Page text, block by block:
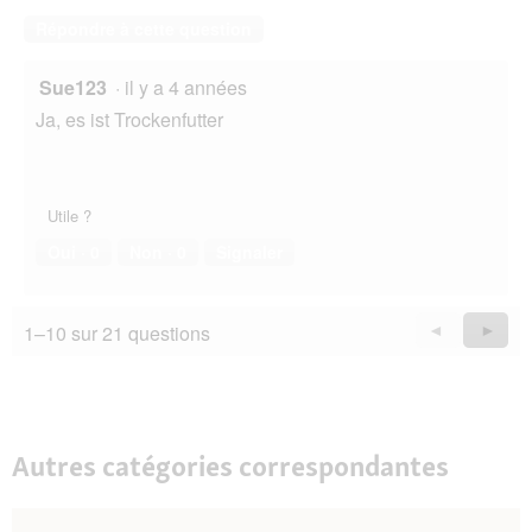
Sue123 · il y a 4 années
Ja, es ist Trockenfutter
Utile ?
1–10 sur 21 questions
Précédent
Questions
◄ ►
Autres catégories correspondantes